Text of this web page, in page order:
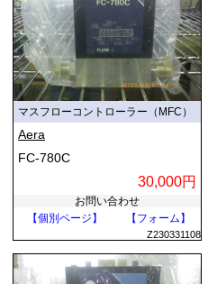
マスフローコントローラー（MFC）
Aera
FC-780C
30,000円
お問い合わせ
【個別ページ】
【フォーム】
Z230331108